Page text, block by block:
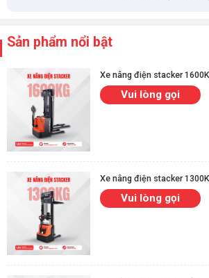
tải mạnh mẽ mà còn được thiết kế tối
việc cao. Cùng xem qua các thông số kỹ
Thông số
Model
AC30
Tải trọng nâng
Chiều dài càng
1150 |
Bề rộng càng
540 | 685
Bánh xe
Sản phẩm nổi bật
Xe nâng điện stacker
Vui lòng gọi
Xe nâng điện stacker
Vui lòng gọi